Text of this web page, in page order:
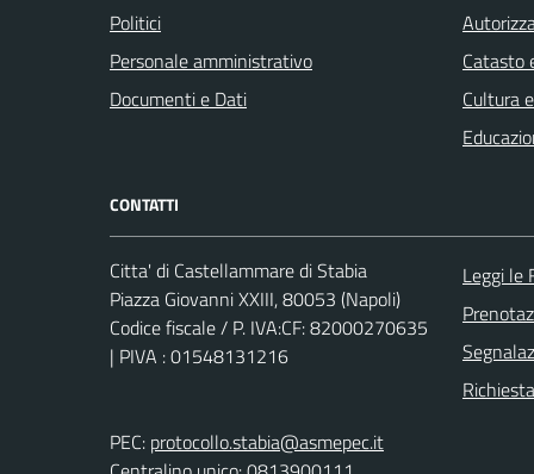
Politici
Personale amministrativo
Documenti e Dati
Catasto
Cultura
CONTATTI
Citta' di Castellammare di Stabia
Piazza Giovanni XXIII, 80053 (Napoli)
Codice fiscale / P. IVA:CF: 82000270635
| PIVA : 01548131216
PEC: protocollo.stabia@asmepec.it
Leggi le